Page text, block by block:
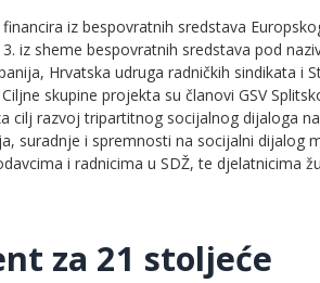
iz bespovratnih sredstava
iz sheme bespovratnih sredstava pod
Hrvatska udruga radničkih sindikata i
skupine projekta su članovi GSV
cilj razvoj tripartitnog socijalnog dijaloga
suradnje i spremnosti na socijalni dijalog
i radnicima u SDŽ, te djelatnicima
za 21 stoljeće